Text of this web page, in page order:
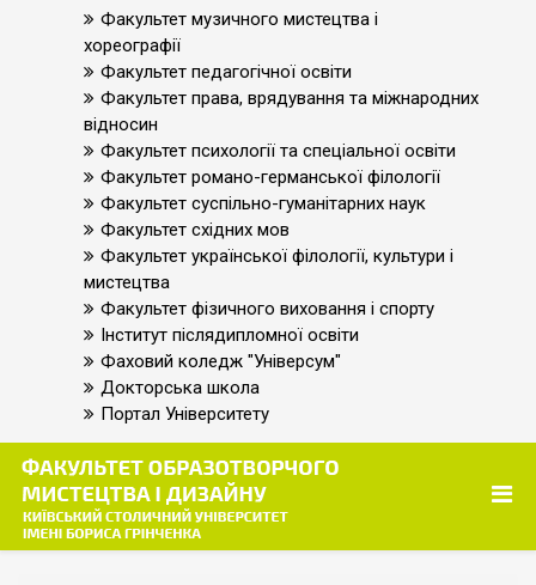
Факультет музичного мистецтва і
хореографії
Факультет педагогічної освіти
Факультет права, врядування та міжнародних
відносин
Факультет психології та спеціальної освіти
Факультет романо-германської філології
Факультет суспільно-гуманітарних наук
Факультет східних мов
Факультет української філології, культури і
мистецтва
Факультет фізичного виховання і спорту
Інститут післядипломної освіти
Фаховий коледж "Універсум"
Докторська школа
Портал Університету